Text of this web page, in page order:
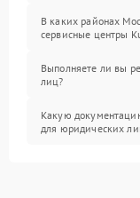
В каких районах
сервисные центры
Выполняете ли вы
лиц?
Какую
для юридических